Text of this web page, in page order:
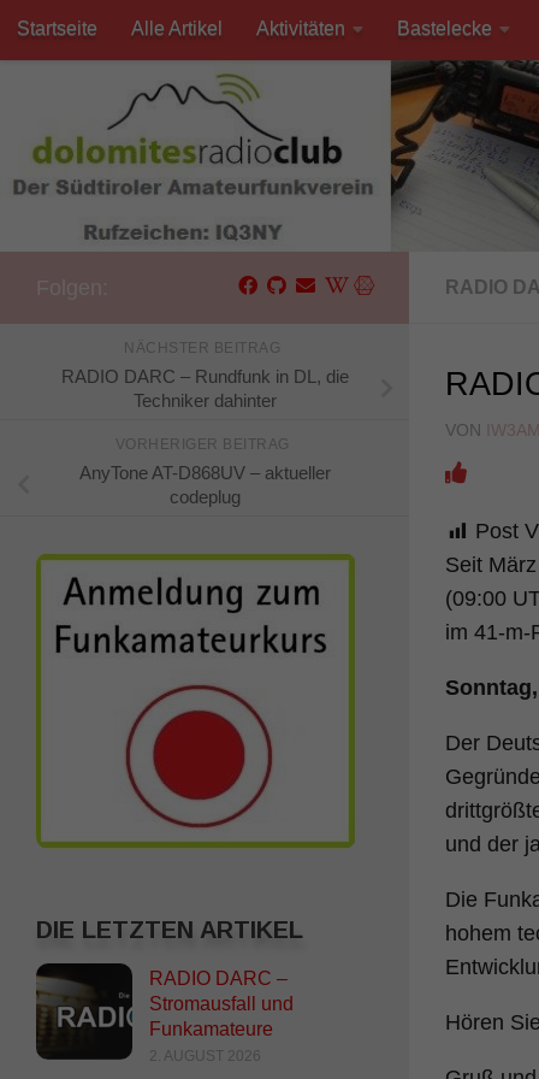
Unter dem Inhalt
Startseite Alle Artikel Aktivitäten Bastelecke
RADIO
VON
Post
Seit
(09:00
im 41-m-
Der
und der
Die
hohem
Hören
NÄCHSTER BEITRAG
RADIO DARC – Rundfunk in DL, die
Techniker dahinter
VORHERIGER BEITRAG
AnyTone AT-D868UV – aktueller
codeplug
DIE LETZTEN ARTIKEL
RADIO DARC –
Stromausfall und
Funkamateure
2. AUGUST 2026